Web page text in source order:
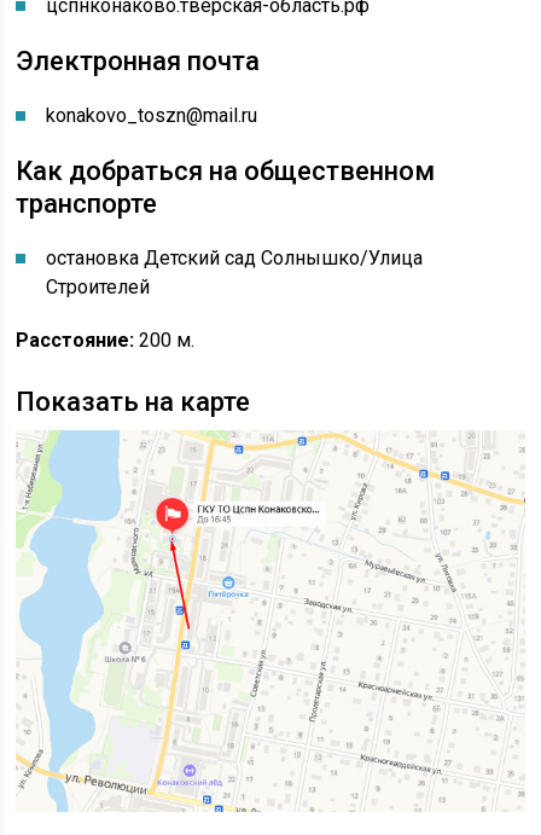
цспнконаково.тверская-область.рф
Электронная почта
konakovo_toszn@mail.ru
Как добраться на общественном
транспорте
остановка Детский сад Солнышко/Улица
Строителей
Расстояние: 200 м.
Показать на карте